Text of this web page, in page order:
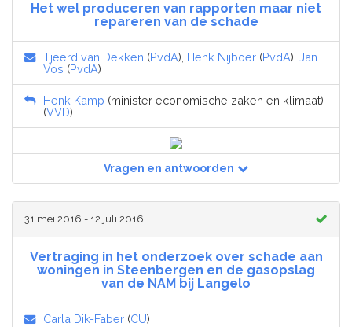
Het wel produceren van rapporten maar niet
repareren van de schade
Tjeerd van Dekken (PvdA), Henk Nijboer (PvdA), Jan
Vos (PvdA)
Henk Kamp (minister economische zaken en klimaat)
(VVD)
Vragen en antwoorden
31 mei 2016 - 12 juli 2016
Vertraging in het onderzoek over schade aan
woningen in Steenbergen en de gasopslag
van de NAM bij Langelo
Carla Dik-Faber (CU)